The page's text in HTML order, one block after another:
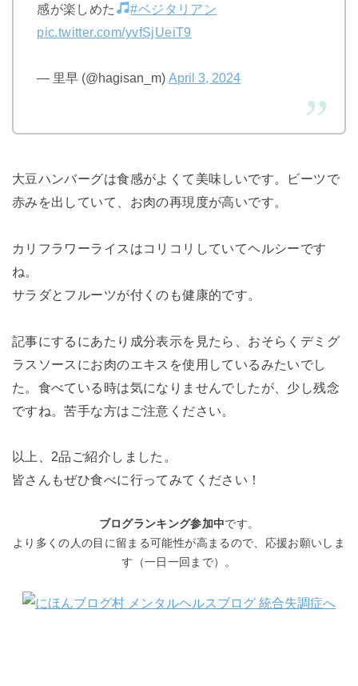
感が楽しめた
#ベジタリアン
pic.twitter.com/yvfSjUeiT9
— 里早 (@hagisan_m)April 3, 2024
大豆ハンバーグは食感がよくて美味しいです。ビーツで
赤みを出していて、お肉の再現度が高いです。
カリフラワーライスはコリコリしていてヘルシーです
ね。
サラダとフルーツが付くのも健康的です。
記事にするにあたり成分表示を見たら、おそらくデミグ
ラスソースにお肉のエキスを使用しているみたいでし
た。食べている時は気になりませんでしたが、少し残念
ですね。苦手な方はご注意ください。
以上、2品ご紹介しました。
皆さんもぜひ食べに行ってみてください！
ブログランキング参加中です。
より多くの人の目に留まる可能性が高まるので、応援お願いしま
す（一日一回まで）。